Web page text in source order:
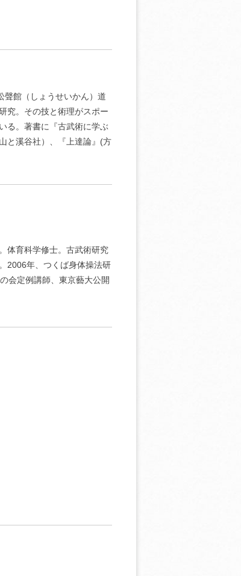
聲館（しょうせいかん）道
究。その技と術理がスポー
る。著書に『古武術に学ぶ
と溪谷社）、『上達論』(方
体育科学修士。古武術研究
2006年、つくば身体操法研
会定例講師、東京藝大公開